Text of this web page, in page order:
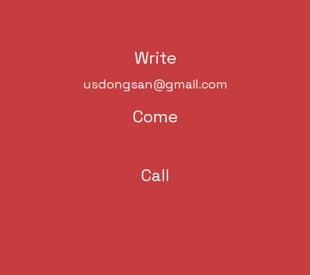
Write
usdongsan@gmail.com
Come
Call